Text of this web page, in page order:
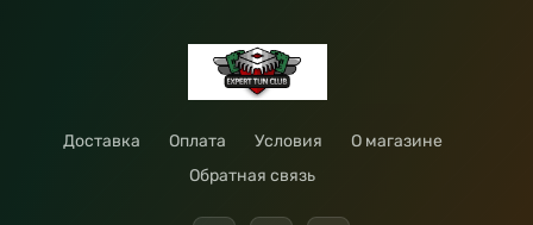
Доставка Оплата Условия
О магазине
Обратная связь